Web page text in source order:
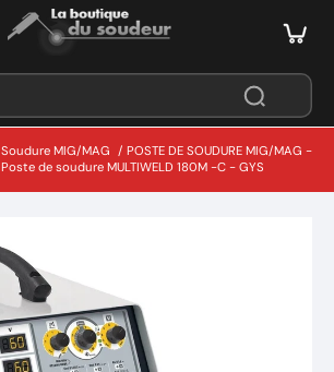
Soudure MIG/MAG / POSTE DE SOUDURE MIG/MAG -
Poste de soudure MULTIWELD 180M -C - GYS